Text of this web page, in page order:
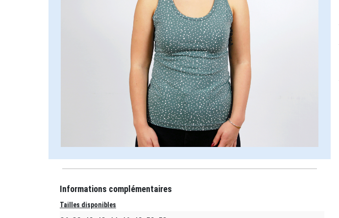
Informations complémentaires
Tailles disponibles